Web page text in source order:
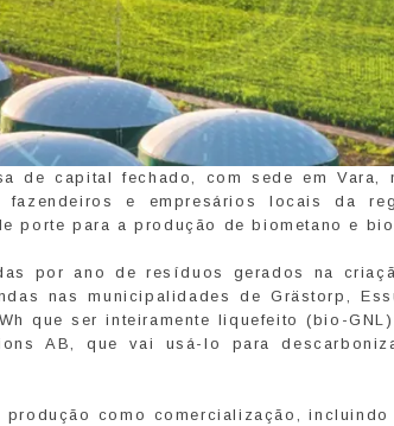
de capital fechado, com sede em Vara,
e empresários locais da
porte para a produção de biometano e
por ano de resíduos gerados na
nas municipalidades de Grästorp,
que ser inteiramente liquefeito (bio-
AB, que vai usá-lo para
como comercialização, incluindo